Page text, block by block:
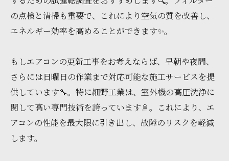
の点検と清掃も重要で、これにより空気の質を改善し、
エネルギー効率を高めることができます✨。
もしエアコンの更新工事をお考えならば、早朝や夜間、
さらには日曜日の作業まで対応可能な施工サービスを提
供しています🔧。特に細野工業は、室外機の高圧洗浄に
関して高い専門技術を誇っています🚿。これにより、エ
アコンの性能を最大限に引き出し、故障のリスクを軽減
します。